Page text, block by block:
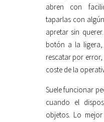
abren con
taparlas con
apretar sin
botón a la
rescatar por
coste de la
Suele funcionar
cuando el
objetos. Lo